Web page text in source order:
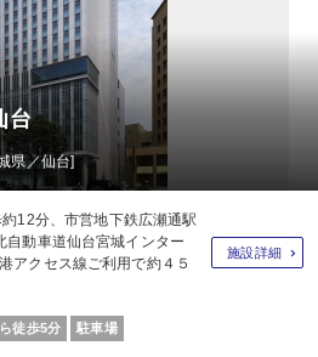
台
県／仙台]
12分、市営地下鉄広瀬通駅
自動車道仙台宮城インター
アクセス線ご利用で約４５
施設詳細
徒歩5分 駐車場